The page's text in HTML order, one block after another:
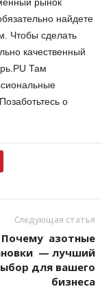
найдете
Чтобы сделать
качественный
Там
о
Следующая статья
Почему азотные
— лучший
для вашего
бизнеса